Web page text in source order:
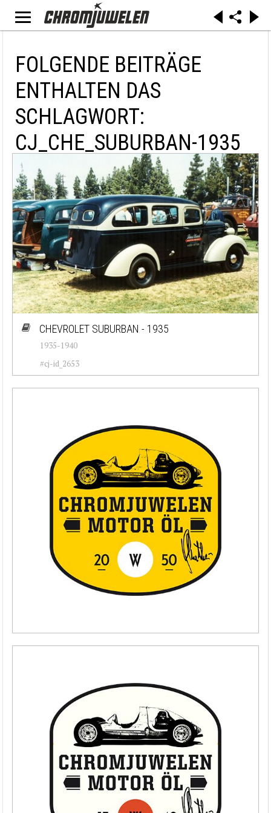
FOLGENDE BEITRÄGE
ENTHALTEN DAS
SCHLAGWORT:
CJ_CHE_SUBURBAN-1935
CHEVROLET SUBURBAN - 1935
1935-1940
#cj-id_2653